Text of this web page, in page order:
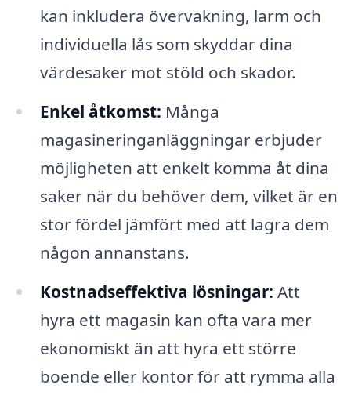
kan inkludera övervakning, larm och
individuella lås som skyddar dina
värdesaker mot stöld och skador.
Enkel åtkomst: Många
magasineringanläggningar erbjuder
möjligheten att enkelt komma åt dina
saker när du behöver dem, vilket är en
stor fördel jämfört med att lagra dem
någon annanstans.
Kostnadseffektiva lösningar: Att
hyra ett magasin kan ofta vara mer
ekonomiskt än att hyra ett större
boende eller kontor för att rymma alla